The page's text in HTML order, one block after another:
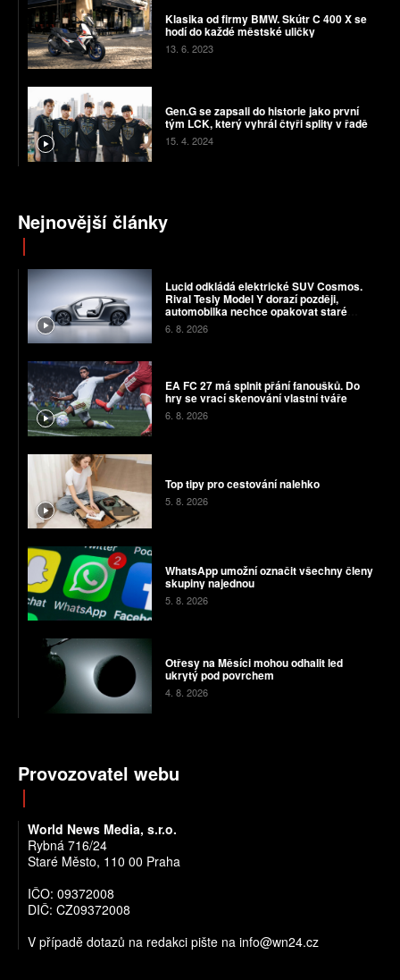
Klasika od firmy BMW. Skútr C 400 X se
hodí do každé městské uličky
13. 6. 2023
Gen.G se zapsali do historie jako první
tým LCK, který vyhrál čtyři splity v řadě
15. 4. 2024
Nejnovější články
Lucid odkládá elektrické SUV Cosmos.
Rival Tesly Model Y dorazí později,
automobilka nechce opakovat staré
chyby
6. 8. 2026
EA FC 27 má splnit přání fanoušků. Do
hry se vrací skenování vlastní tváře
6. 8. 2026
Top tipy pro cestování nalehko
5. 8. 2026
WhatsApp umožní označit všechny členy
skupiny najednou
5. 8. 2026
Otřesy na Měsíci mohou odhalit led
ukrytý pod povrchem
4. 8. 2026
Provozovatel webu
World News Media, s.r.o.
Rybná 716/24
Staré Město, 110 00 Praha
IČO: 09372008
DIČ: CZ09372008
V případě dotazů na redakci pište na info@wn24.cz